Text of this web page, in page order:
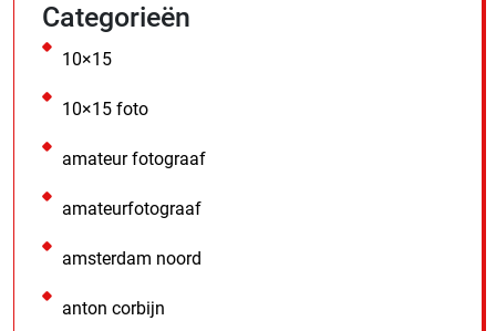
Categorieën
10×15
10×15 foto
amateur fotograaf
amateurfotograaf
amsterdam noord
anton corbijn